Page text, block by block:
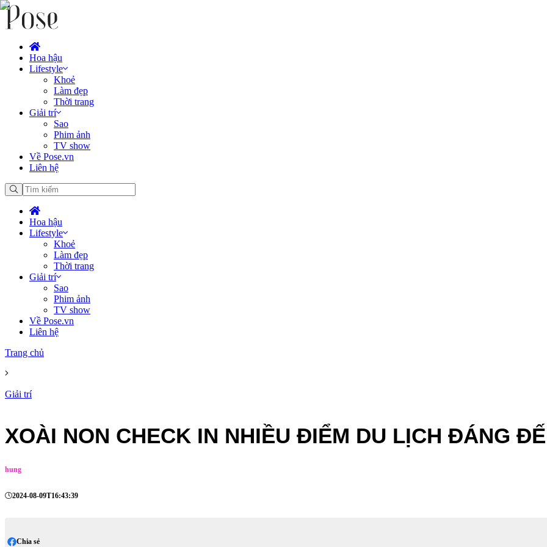
Hoa hậu
Lifestyle
Khoẻ
Làm đẹp
Thời trang
Giải trí
Sao
Phim ảnh
TV show
Về Pose.vn
Liên hệ
Hoa hậu
Lifestyle
Khoẻ
Làm đẹp
Thời trang
Giải trí
Sao
Phim ảnh
TV show
Về Pose.vn
Liên hệ
Trang chủ
Giải trí
XOÀI NON CHECK IN NHIỀU ĐIỂM DU LỊCH ĐÁNG
hung
2024-08-09T16:43:39
Chia sẻ